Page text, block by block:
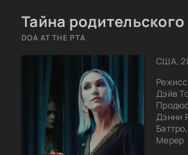
Тайна
DOA AT THE PTA
США,
Дэйв
Дэнни
Мерер